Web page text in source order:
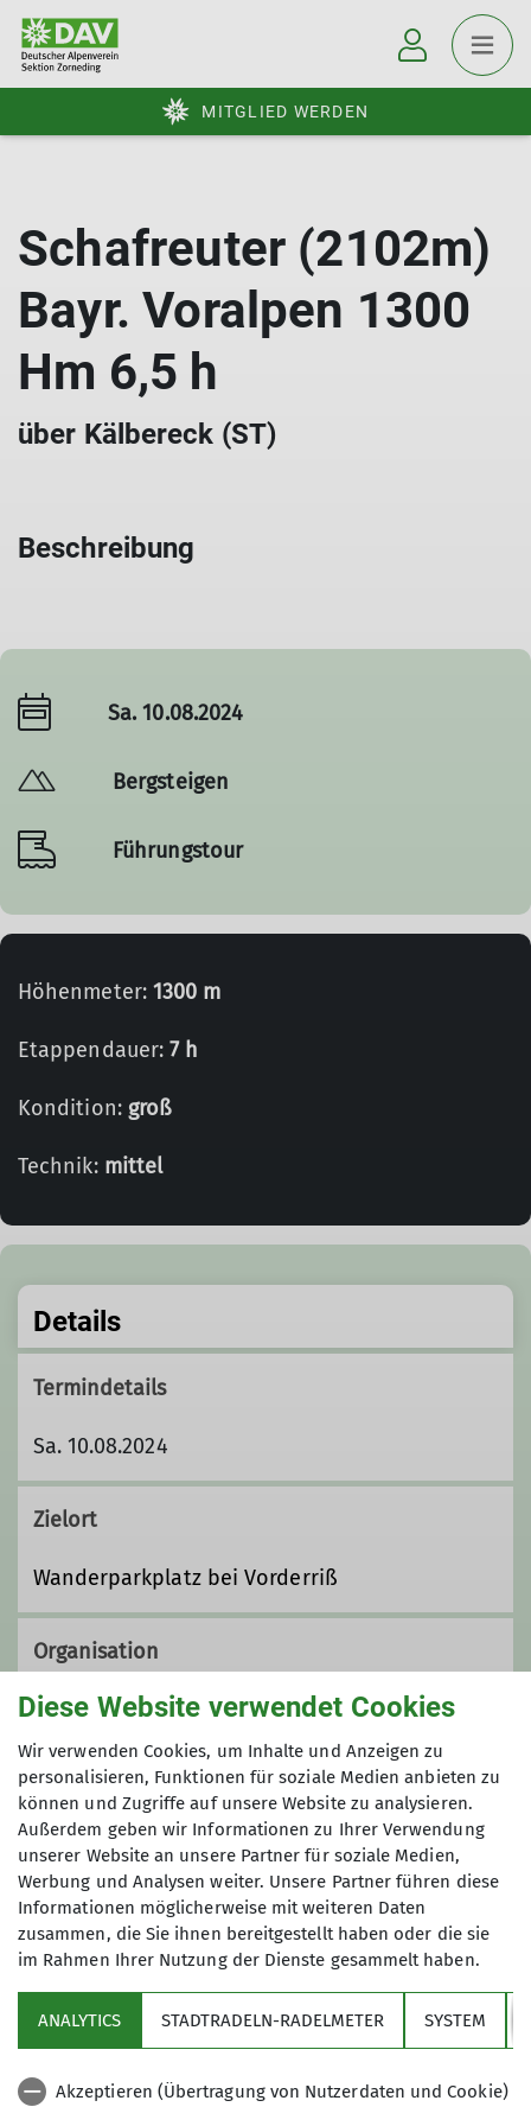
MITGLIED WERDEN
Schafreuter (2102m)
Bayr. Voralpen 1300
Hm 6,5 h
über Kälbereck (ST)
Beschreibung
Sa. 10.08.2024
Bergsteigen
Führungstour
Höhenmeter: 1300 m
Etappendauer:7 h
Kondition: groß
Technik: mittel
Details
Termindetails
Sa. 10.08.2024
Zielort
Wanderparkplatz bei Vorderriß
Organisation
Jenny Fischer
08142 655 89 61
jenniferfischer3@gmx.de
Qualifikationen
Wanderleiter*in
Partner
Aktuelles
Diese Website verwendet Cookies
Wir verwenden Cookies, um Inhalte und Anzeigen zu
personalisieren, Funktionen für soziale Medien anbieten zu
können und Zugriffe auf unsere Website zu analysieren.
Außerdem geben wir Informationen zu Ihrer Verwendung
unserer Website an unsere Partner für soziale Medien,
Werbung und Analysen weiter. Unsere Partner führen diese
Informationen möglicherweise mit weiteren Daten
zusammen, die Sie ihnen bereitgestellt haben oder die sie
im Rahmen Ihrer Nutzung der Dienste gesammelt haben.
ANALYTICS STADTRADELN-RADELMETER SYSTEM
Akzeptieren (Übertragung von Nutzerdaten und Cookie)